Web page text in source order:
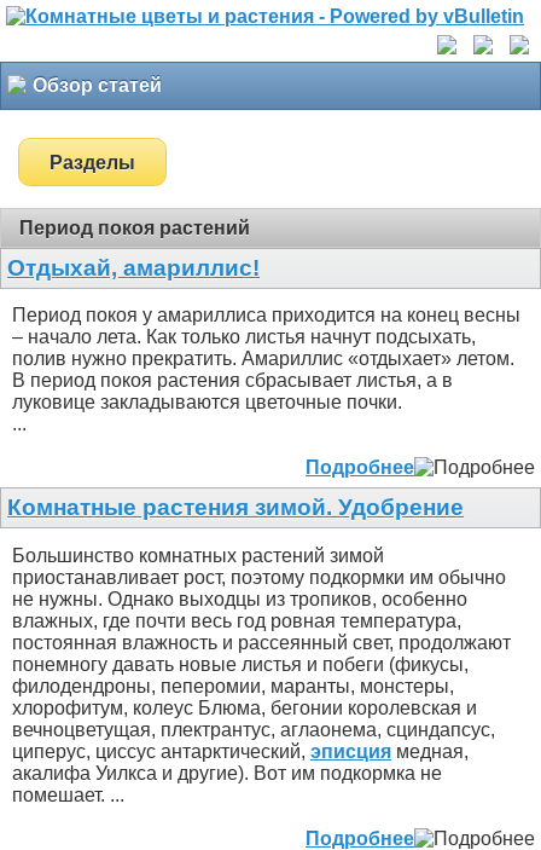
Обзор статей
Разделы
Период покоя растений
Отдыхай, амариллис!
Период покоя у амариллиса приходится на конец весны
– начало лета. Как только листья начнут подсыхать,
полив нужно прекратить. Амариллис «отдыхает» летом.
В период покоя растения сбрасывает листья, а в
луковице закладываются цветочные почки.
...
Подробнее
Комнатные растения зимой. Удобрение
Большинство комнатных растений зимой
приостанавливает рост, поэтому подкормки им обычно
не нужны. Однако выходцы из тропиков, особенно
влажных, где почти весь год ровная температура,
постоянная влажность и рассеянный свет, продолжают
понемногу давать новые листья и побеги (фикусы,
филодендроны, пеперомии, маранты, монстеры,
хлорофитум, колеус Блюма, бегонии королевская и
вечноцветущая, плектрантус, аглаонема, сциндапсус,
циперус, циссус антарктический, эписция медная,
акалифа Уилкса и другие). Вот им подкормка не
помешает. ...
Подробнее